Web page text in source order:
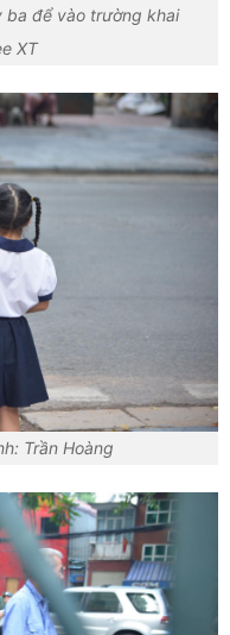
ba để vào trường khai
XT
Trần Hoàng